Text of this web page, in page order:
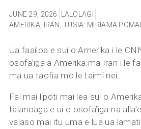
JUNE 29, 2026
LALOLAGI
AMERIKA, IRAN ,TUSIA: MIRIAMA
Ua faailoa e sui o Amerika i le
osofa’iga a Amerika ma Iran i le
ma ua taofia mo le taimi nei.
Fai mai lipoti mai lea sui o
talanoaga e ui o osofa’iga na
vaiaso mai itu uma e lua ua